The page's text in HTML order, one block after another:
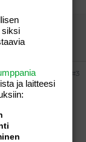
#3
25 ja poika
siksi
ja laitteesi